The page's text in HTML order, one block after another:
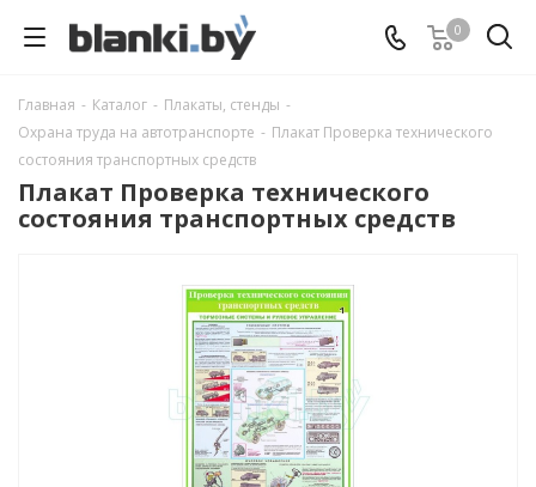
0
Главная - Каталог - Плакаты, стенды -
Охрана труда на автотранспорте - Плакат Проверка технического
состояния транспортных средств
Плакат Проверка технического
состояния транспортных средств